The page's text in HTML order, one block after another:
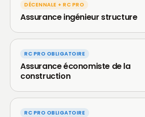
DÉCENNALE + RC PRO
Assurance ingénieur structure
RC PRO OBLIGATOIRE
Assurance économiste de la
construction
RC PRO OBLIGATOIRE